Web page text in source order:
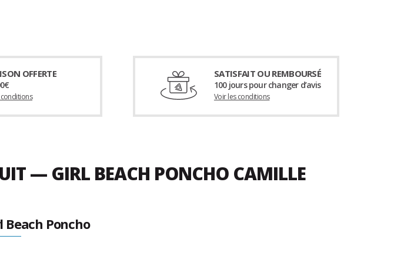
OFFERTE SATISFAIT OU REMBOURSÉ
100 jours pour changer d’avis
Voir les conditions
— GIRL BEACH PONCHO CAMILLE
Beach Poncho